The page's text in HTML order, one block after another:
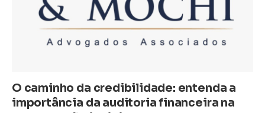
O caminho da credibilidade: entenda a
importância da auditoria financeira na